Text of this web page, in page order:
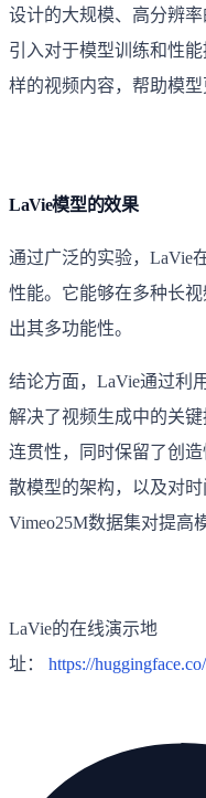
设计的大规模、高分辨
引入对于模型训练和性
样的视频内容，帮助模
LaVie模型的效果
通过广泛的实验，LaVie
性能。它能够在多种长
出其多功能性。
结论方面，LaVie通过利
解决了视频生成中的关
连贯性，同时保留了创
散模型的架构，以及对
Vimeo25M数据集对提高
LaVie的在线演示地
址： https://